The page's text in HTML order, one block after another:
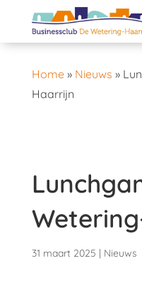
Home» Nieuws »
Haarrijn
31 maart 2025 Nieuws